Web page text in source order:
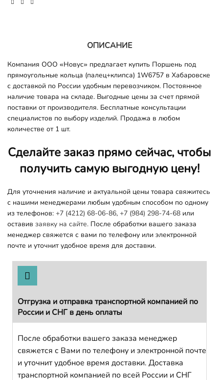
ОПИСАНИЕ
Компания ООО «Новус» предлагает купить Поршень под
прямоугольные кольца (палец+клипса) 1W6757 в Хабаровске
с доставкой по России удобным перевозчиком. Постоянное
наличие товара на складе. Выгодные цены за счет прямой
поставки от производителя. Бесплатные консультации
специалистов по выбору изделий. Продажа в любом
количестве от 1 шт.
Сделайте заказ прямо сейчас, чтобы
получить самую выгодную цену!
Для уточнения наличие и актуальной цены товара свяжитесь
с нашими менеджерами любым удобным способом по одному
из телефонов: +7 (4212) 68-06-86, +7 (984) 298-74-68 или
оставив заявку на сайте. После обработки вашего заказа
менеджер свяжется с вами по телефону или электронной
почте и уточнит удобное время для доставки.
Отгрузка и отправка транспортной компанией по
России и СНГ в день оплаты
После обработки вашего заказа менеджер
свяжется с Вами по телефону и электронной почте
и уточнит удобное время доставки. Доставка
транспортной компанией по всей России и СНГ